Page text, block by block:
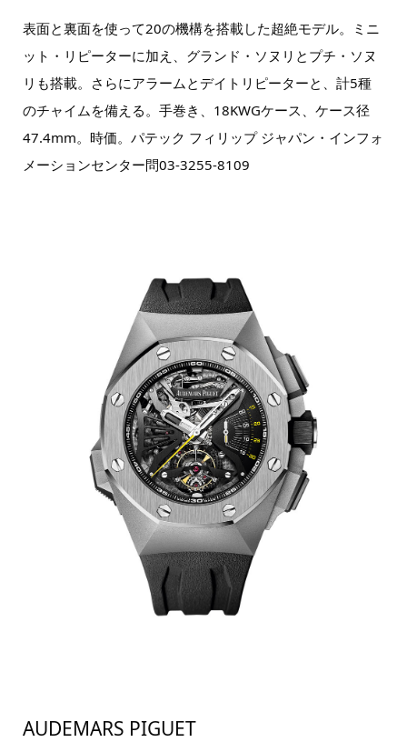
表面と裏面を使って20の機構を搭載した超絶モデル。ミニ
ット・リピーターに加え、グランド・ソヌリとプチ・ソヌ
リも搭載。さらにアラームとデイトリピーターと、計5種
のチャイムを備える。手巻き、18KWGケース、ケース径
47.4mm。時価。パテック フィリップ ジャパン・インフォ
メーションセンター問03-3255-8109
AUDEMARS PIGUET